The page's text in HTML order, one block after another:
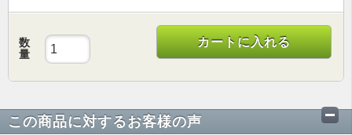
数
量
カートに入れる
この商品に対するお客様の声